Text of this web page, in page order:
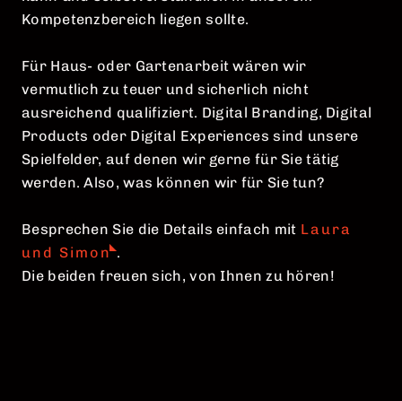
Kompetenzbereich liegen sollte.
Für Haus- oder Gartenarbeit wären wir
vermutlich zu teuer und sicherlich nicht
ausreichend qualifiziert. Digital Branding, Digital
Products oder Digital Experiences sind unsere
Spielfelder, auf denen wir gerne für Sie tätig
werden. Also, was können wir für Sie tun?
Besprechen Sie die Details einfach mit Laura
und Simon .
Die beiden freuen sich, von Ihnen zu hören!